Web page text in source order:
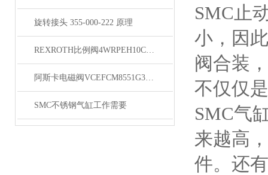
旋转接头 355-000-222 原理
REXROTH比例阀4WRPEH10C4B100L-30/M/24A1现货
阿斯卡电磁阀VCEFCM8551G301MO库存
SMC不锈钢气缸工作需要
SMC止
小，因
阀合装
不仅仅
SMC气
来越高
件。还